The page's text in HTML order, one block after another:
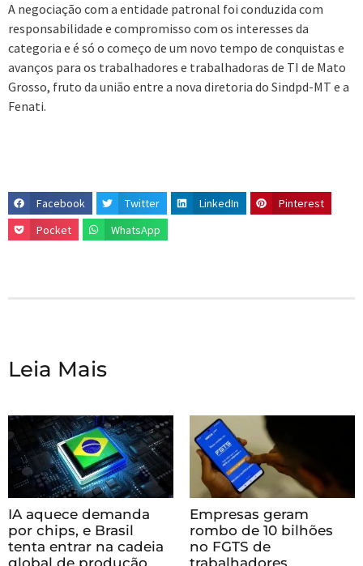
A negociação com a entidade patronal foi conduzida com
responsabilidade e compromisso com os interesses da
categoria e é só o começo de um novo tempo de conquistas e
avanços para os trabalhadores e trabalhadoras de TI de Mato
Grosso, fruto da união entre a nova diretoria do Sindpd-MT e a
Fenati.
Facebook Twitter LinkedIn
Pinterest
Pocket
WhatsApp
Leia Mais
IA aquece demanda
por chips, e Brasil
tenta entrar na cadeia
Empresas geram
rombo de 10 bilhões
no FGTS de